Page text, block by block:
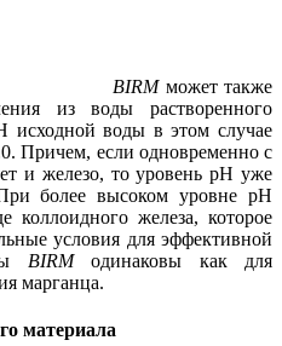
BIRMможет также
из воды растворенного
исходной воды в этом случае
Причем, если одновременно с
и железо, то уровень pH уже
более высоком уровне pH
коллоидного железа, которое
условия для эффективной
BIRMодинаковы как для
марганца.
материала